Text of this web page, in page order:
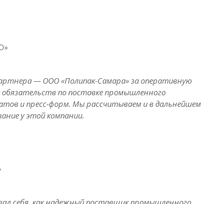
— ООО «Полипак-Самара» за оперативную
по поставке промышленного
и пресс-форм. Мы рассчитываем и в дальнейшем
у этой компании.